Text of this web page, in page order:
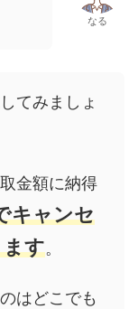
なる
てみましょ
金額に納得
キャンセ
す。
はどこでも